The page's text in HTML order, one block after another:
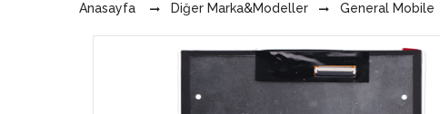
Anasayfa Diğer Marka&Modeller General Mobile